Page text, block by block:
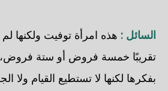
السائل : هذه امرأة توفيت
تقريبًا خمسة فروض أو ستة فروض،
بفكرها لكنها لا تستطيع القيام ولا